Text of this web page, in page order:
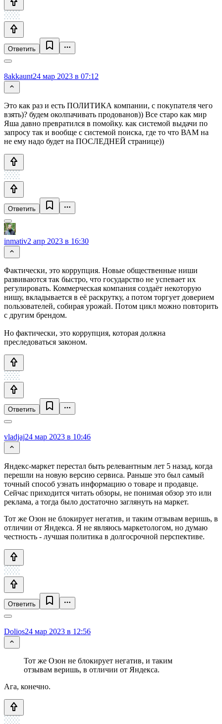
Ответить
8akkaunt24 мар 2023 в 07:12
Это как раз и есть ПОЛИТИКА компании, с покупателя чего
взять)? будем околпачивать продованов)) Все старо как мир
Яша давно превратился в помойку. как системой выдачи по
запросу так и вообще с системой поиска, где то что ВАМ на
не ему надо будет на ПОСЛЕДНЕЙ странице))
Ответить
inmativ2 апр 2023 в 16:30
Фактически, это коррупция. Новые общественные ниши
развиваются так быстро, что государство не успевает их
регулировать. Коммерческая компания создаёт некоторую
нишу, вкладывается в её раскрутку, а потом торгует доверием
пользователей, собирая урожай. Потом цикл можно повторить
с другим брендом.
Но фактически, это коррупция, которая должна
преследоваться законом.
Ответить
vladjaj24 мар 2023 в 10:46
Яндекс-маркет перестал быть релевантным лет 5 назад, когда
перешли на новую версию сервиса. Раньше это был самый
точный способ узнать информацию о товаре и продавце.
Сейчас приходится читать обзоры, не понимая обзор это или
реклама, а тогда было достаточно заглянуть на маркет.
Тот же Озон не блокирует негатив, и таким отзывам веришь, в
отличии от Яндекса. Я не являюсь маркетологом, но думаю
честность - лучшая политика в долгосрочной перспективе.
Ответить
Dolios24 мар 2023 в 12:56
Тот же Озон не блокирует негатив, и таким
отзывам веришь, в отличии от Яндекса.
Ага, конечно.